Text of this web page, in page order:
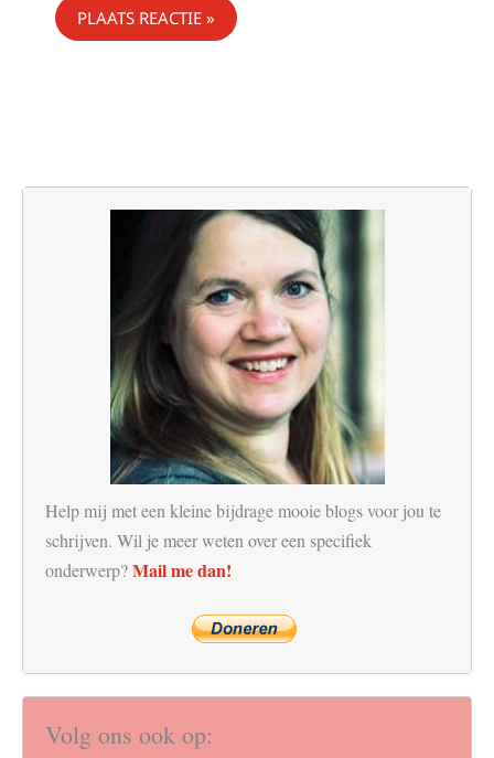
Help mij met een kleine bijdrage mooie blogs voor jou te
schrijven. Wil je meer weten over een specifiek
onderwerp?Mail me dan!
Volg ons ook op: